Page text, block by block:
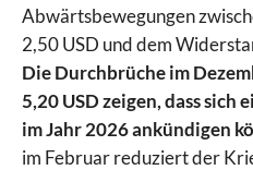
Abwärtsbewegungen
2,50 USD und dem
Die Durchbrüche im
5,20 USD zeigen, dass sich
im Jahr 2026 ankündigen
im Februar reduziert der